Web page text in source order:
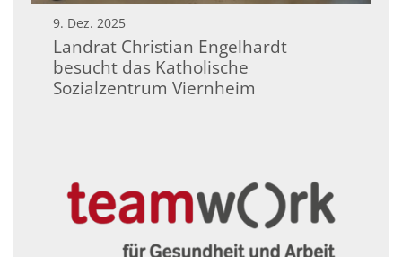
9. Dez. 2025
Landrat Christian Engelhardt
besucht das Katholische
Sozialzentrum Viernheim